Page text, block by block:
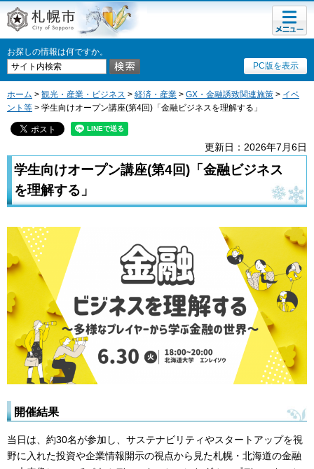
札幌市
お探しの情報は何ですか。
PC版を表示
メニュ
ー
ホーム > 観光・産業・ビジネス > 経済・産業 > GX・金融誘致関連施策 > イベ
ント等 > 学生向けオープン講座(第4回)「金融ビジネスを理解する」
更新日：2026年7月6日
学生向けオープン講座(第4回)「金融ビジネス
を理解する」
開催結果
当日は、約30名が参加し、サステナビリティやスタートアップを視
野に入れた投資や企業情報開示の視点から見た札幌・北海道の金融